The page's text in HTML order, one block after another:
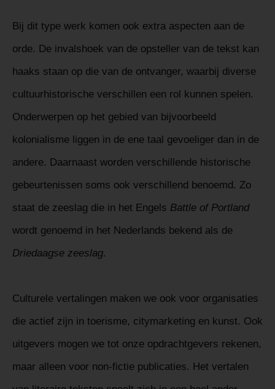
Bij dit type werk komen ook extra aspecten aan de
orde. De invalshoek van de opsteller van de tekst kan
haaks staan op die van de ontvanger, waarbij diverse
cultuurhistorische verschillen een rol kunnen spelen.
Onderwerpen op het gebied van bijvoorbeeld
kolonialisme liggen in de ene taal gevoeliger dan in de
andere. Daarnaast worden verschillende historische
gebeurtenissen soms ook verschillend benoemd. Zo
staat de zeeslag die in het Engels Battle of Portland
wordt genoemd in het Nederlands bekend als de
Driedaagse zeeslag.
Culturele vertalingen maken we ook voor organisaties
die actief zijn in toerisme, citymarketing en kunst. Ook
uitgevers mogen we tot onze opdrachtgevers rekenen,
maar alleen voor non-fictie publicaties. Het vertalen